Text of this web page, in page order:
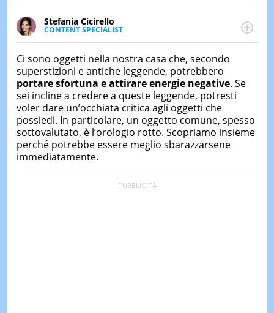
DI
IERI
Stefania Cicirello
CONTENT SPECIALIST
Content writer, video editor e fotografa, ha
Marketing. Scrive articoli in ottica SEO e realizza
contenuti per social media, con focus su Costume &
Società, Moda e Bellezza.
Ci sono oggetti nella nostra casa che, secondo
superstizioni e antiche leggende, potrebbero
portare sfortuna e attirare energie negative. Se
sei incline a credere a queste leggende, potresti
voler dare un’occhiata critica agli oggetti che
possiedi. In particolare, un oggetto comune, spesso
sottovalutato, è l’orologio rotto. Scopriamo insieme
perché potrebbe essere meglio sbarazzarsene
immediatamente.